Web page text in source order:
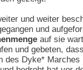
und weiter
und
auf sie
und gebeten,
des Dyke*